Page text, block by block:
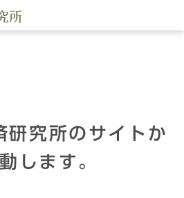
研究所のサイトか
します。